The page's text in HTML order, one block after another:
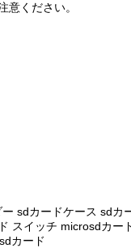
意ください。
sdカードケース sdカ
スイッチ microsdカー
カード